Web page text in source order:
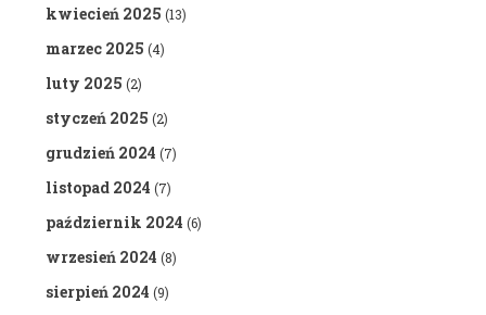
kwiecień 2025 (13)
marzec 2025 (4)
luty 2025 (2)
styczeń 2025 (2)
grudzień 2024 (7)
listopad 2024 (7)
październik 2024 (6)
wrzesień 2024 (8)
sierpień 2024 (9)